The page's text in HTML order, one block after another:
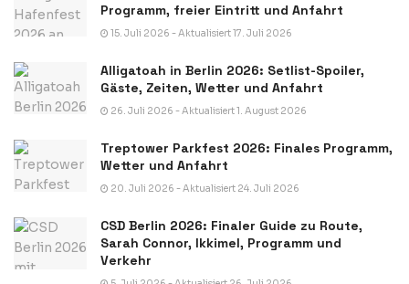
Programm, freier Eintritt und Anfahrt
15. Juli 2026 - Aktualisiert 17. Juli 2026
Alligatoah in Berlin 2026: Setlist-Spoiler,
Gäste, Zeiten, Wetter und Anfahrt
26. Juli 2026 - Aktualisiert 1. August 2026
Treptower Parkfest 2026: Finales Programm,
Wetter und Anfahrt
20. Juli 2026 - Aktualisiert 24. Juli 2026
CSD Berlin 2026: Finaler Guide zu Route,
Sarah Connor, Ikkimel, Programm und
Verkehr